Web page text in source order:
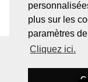
plus sur les
paramètres
Cliquez ici.